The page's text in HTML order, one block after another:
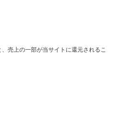
売上の一部が当サイトに還元されるこ